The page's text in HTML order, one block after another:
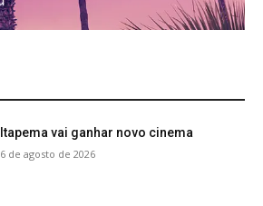
Itapema vai ganhar novo cinema
6 de agosto de 2026